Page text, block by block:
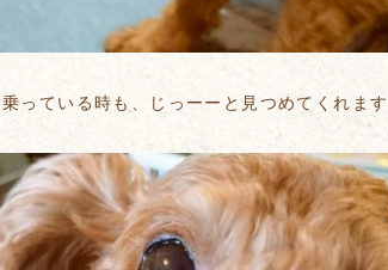
っている時も、じっーーと見つめてくれます